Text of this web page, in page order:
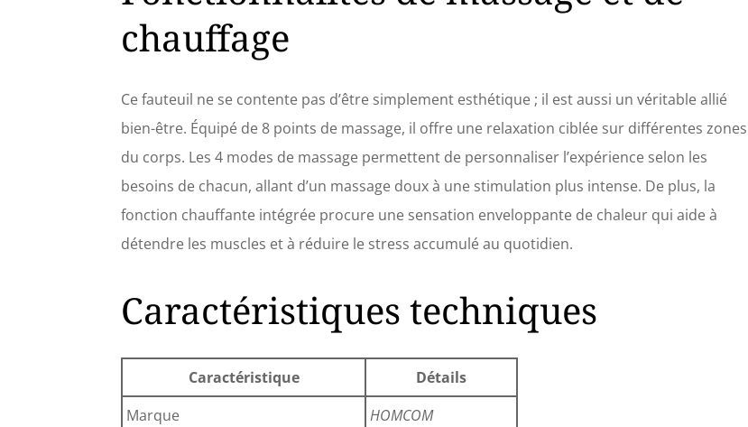
chauffage
Ce fauteuil ne se contente pas d’être simplement esthétique ; il est aussi un véritable allié
bien-être. Équipé de 8 points de massage, il offre une relaxation ciblée sur différentes zones
du corps. Les 4 modes de massage permettent de personnaliser l’expérience selon les
besoins de chacun, allant d’un massage doux à une stimulation plus intense. De plus, la
fonction chauffante intégrée procure une sensation enveloppante de chaleur qui aide à
détendre les muscles et à réduire le stress accumulé au quotidien.
Caractéristiques techniques
Caractéristique
Détails
Marque
HOMCOM